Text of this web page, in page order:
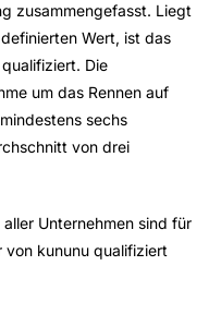
zusammengefasst. Liegt
Wert, ist das
Die
um das Rennen auf
sechs
von drei
Unternehmen sind für
kununu qualifiziert